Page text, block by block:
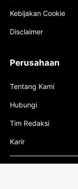
Kebijakan Cookie
Disclaimer
Perusahaan
Tentang Kami
Hubungi
Tim Redaksi
Karir